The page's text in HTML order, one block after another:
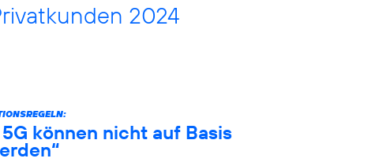
2024
können nicht auf Basis